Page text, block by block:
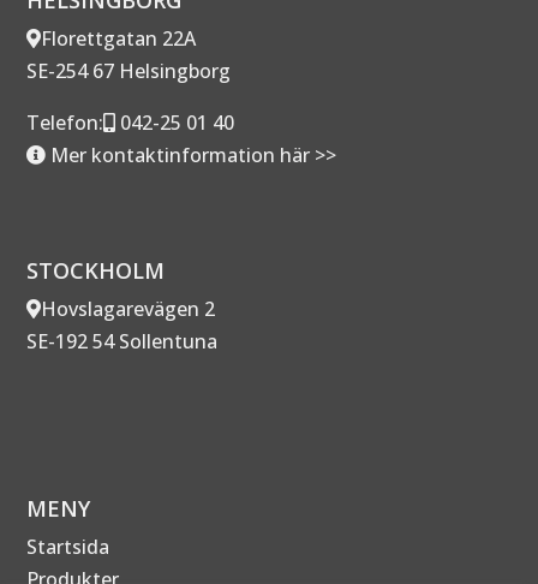
Florettgatan 22A
SE-254 67 Helsingborg
Telefon:
042-25 01 40
Mer kontaktinformation här >>
STOCKHOLM
Hovslagarevägen 2
SE-192 54 Sollentuna
MENY
Startsida